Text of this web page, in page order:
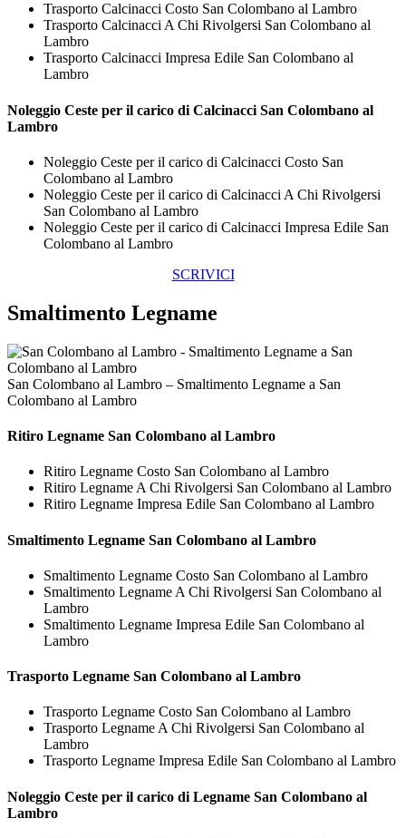
Trasporto Calcinacci Costo San Colombano al Lambro
Trasporto Calcinacci A Chi Rivolgersi San Colombano al
Lambro
Trasporto Calcinacci Impresa Edile San Colombano al
Lambro
Noleggio Ceste per il carico di Calcinacci San Colombano al
Lambro
Noleggio Ceste per il carico di Calcinacci Costo San
Colombano al Lambro
Noleggio Ceste per il carico di Calcinacci A Chi Rivolgersi
San Colombano al Lambro
Noleggio Ceste per il carico di Calcinacci Impresa Edile San
Colombano al Lambro
SCRIVICI
Smaltimento Legname
San Colombano al Lambro – Smaltimento Legname a San
Colombano al Lambro
Ritiro Legname San Colombano al Lambro
Ritiro Legname Costo San Colombano al Lambro
Ritiro Legname A Chi Rivolgersi San Colombano al Lambro
Ritiro Legname Impresa Edile San Colombano al Lambro
Smaltimento Legname San Colombano al Lambro
Smaltimento Legname Costo San Colombano al Lambro
Smaltimento Legname A Chi Rivolgersi San Colombano al
Lambro
Smaltimento Legname Impresa Edile San Colombano al
Lambro
Trasporto Legname San Colombano al Lambro
Trasporto Legname Costo San Colombano al Lambro
Trasporto Legname A Chi Rivolgersi San Colombano al
Lambro
Trasporto Legname Impresa Edile San Colombano al Lambro
Noleggio Ceste per il carico di Legname San Colombano al
Lambro